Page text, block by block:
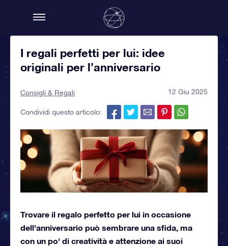
I regali perfetti per lui: idee
originali per l’anniversario
Consigli & Regali 12 Giu 2025
Condividi questo articolo:
Trovare il regalo perfetto per lui in occasione
dell'anniversario può sembrare una sfida, ma
con un po' di creatività e attenzione ai suoi